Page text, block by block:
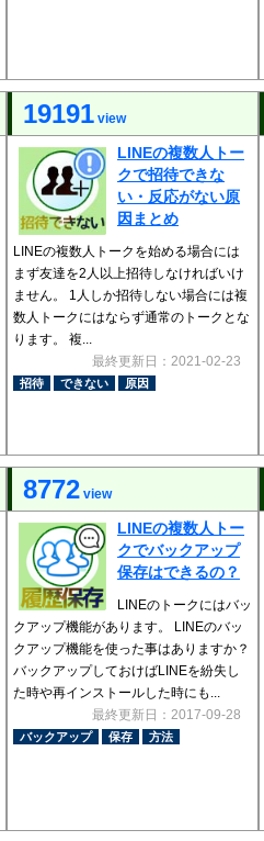
19191 view
LINEの複数人トー
クで招待できな
い・反応がない原
因まとめ
LINEの複数人トークを始める場合には
まず友達を2人以上招待しなければいけ
ません。 1人しか招待しない場合には複
数人トークにはならず通常のトークとな
ります。 複...
最終更新日：2021-02-23
招待 できない 原因
8772 view
LINEの複数人トー
クでバックアップ
保存はできるの？
LINEのトークにはバッ
クアップ機能があります。 LINEのバッ
クアップ機能を使った事はありますか？
バックアップしておけばLINEを紛失し
た時や再インストールした時にも...
最終更新日：2017-09-28
バックアップ 保存 方法